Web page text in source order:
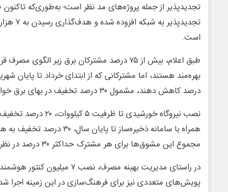
است.
طبق اعلام، بیش از ۷۵ درصد مشترکان برق زیر الگوی
درصد کاهش دهند، مشمول ۳۰ درصد تخفیف در بهای برق خواهند شد.
نصب نیروگاه خورشیدی تا
همراه با سامانه ذخیره‌ساز تا
مجموع این مشوق‌ها برای هر مشترک حداکثر ۳۰ درصد در نظر گرفته شده است.
در راستای مدیریت بهینه مصرف، نصب ۷
پویش‌های متعددی نیز برای فرهنگ‌سازی در این زمینه اجرا